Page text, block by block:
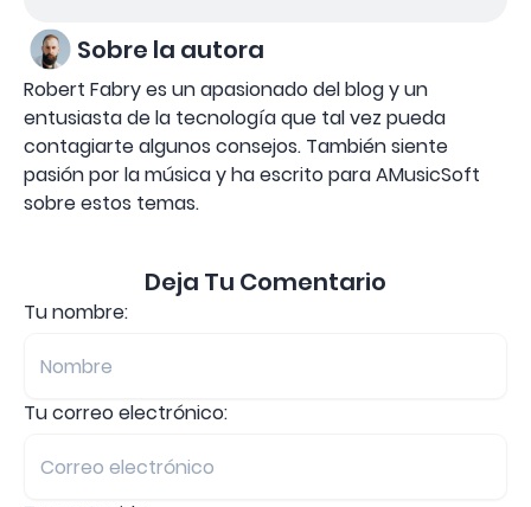
Sobre la autora
Robert Fabry es un apasionado del blog y un
entusiasta de la tecnología que tal vez pueda
contagiarte algunos consejos. También siente
pasión por la música y ha escrito para AMusicSoft
sobre estos temas.
Deja Tu Comentario
Tu nombre:
Tu correo electrónico: